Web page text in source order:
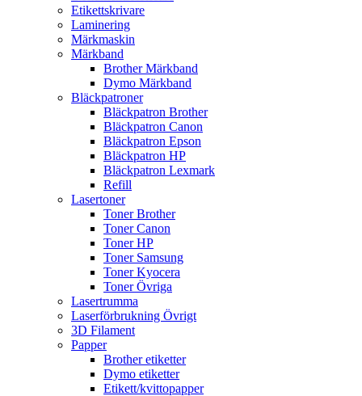
Etikettskrivare
Laminering
Märkmaskin
Märkband
Brother Märkband
Dymo Märkband
Bläckpatroner
Bläckpatron Brother
Bläckpatron Canon
Bläckpatron Epson
Bläckpatron HP
Bläckpatron Lexmark
Refill
Lasertoner
Toner Brother
Toner Canon
Toner HP
Toner Samsung
Toner Kyocera
Toner Övriga
Lasertrumma
Laserförbrukning Övrigt
3D Filament
Papper
Brother etiketter
Dymo etiketter
Etikett/kvittopapper